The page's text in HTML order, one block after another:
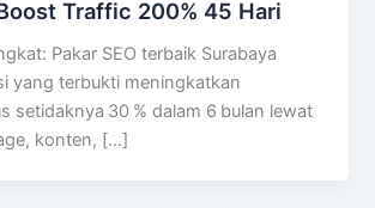
Traffic 200% 45 Hari
Pakar SEO terbaik Surabaya
yang terbukti meningkatkan
setidaknya 30 % dalam 6 bulan lewat
konten, […]